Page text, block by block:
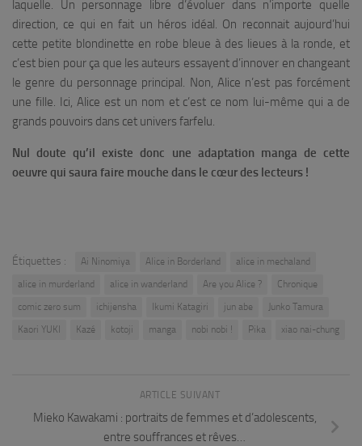
laquelle. Un personnage libre d’évoluer dans n’importe quelle
direction, ce qui en fait un héros idéal. On reconnait aujourd’hui
cette petite blondinette en robe bleue à des lieues à la ronde, et
c’est bien pour ça que les auteurs essayent d’innover en changeant
le genre du personnage principal. Non, Alice n’est pas forcément
une fille. Ici, Alice est un nom et c’est ce nom lui-même qui a de
grands pouvoirs dans cet univers farfelu.
Nul doute qu’il existe donc une adaptation manga de cette
oeuvre qui saura faire mouche dans le cœur des lecteurs !
Étiquettes : Ai Ninomiya Alice in Borderland
alice in mechaland
alice in murderland
alice in wanderland Are you Alice ?
Chronique
comic zero sum
ichijensha Ikumi Katagiri jun abe
Junko Tamura
Kaori YUKI
Kazé kotoji manga nobi nobi ! Pika xiao nai-chung
ARTICLE SUIVANT
Mieko Kawakami : portraits de femmes et d’adolescents,
entre souffrances et rêves…